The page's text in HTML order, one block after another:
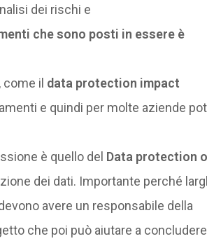
dei rischi e
che sono posti in essere è
il data protection impact
e quindi per molte aziende
è quello del Data protection
dei dati. Importante perché
avere un responsabile della
che poi può aiutare a